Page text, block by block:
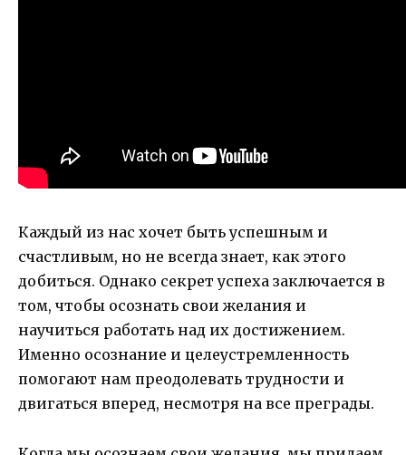
Каждый из нас хочет быть успешным и
счастливым, но не всегда знает, как этого
добиться. Однако секрет успеха заключается в
том, чтобы осознать свои желания и
научиться работать над их достижением.
Именно осознание и целеустремленность
помогают нам преодолевать трудности и
двигаться вперед, несмотря на все преграды.